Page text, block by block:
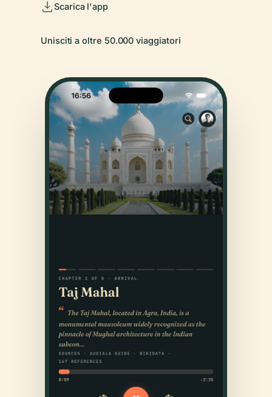
Scarica l'app
Unisciti a oltre 50.000 viaggiatori